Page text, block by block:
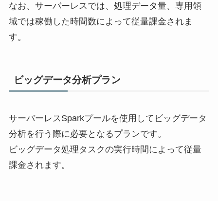
なお、サーバーレスでは、処理データ量、専用領
域では稼働した時間数によって従量課金されま
す。
ビッグデータ分析プラン
サーバーレスSparkプールを使用してビッグデータ
分析を行う際に必要となるプランです。
ビッグデータ処理タスクの実行時間によって従量
課金されます。